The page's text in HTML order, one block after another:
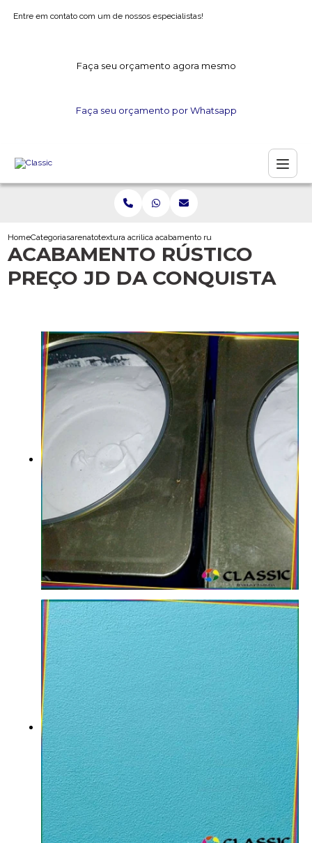
Entre em contato com um de nossos especialistas!
Faça seu orçamento agora mesmo
Faça seu orçamento por Whatsapp
HomeCategoriasarenatotextura acrilica arenatoacabamento rustico preco jd da conquista
ACABAMENTO RÚSTICO
PREÇO JD DA CONQUISTA